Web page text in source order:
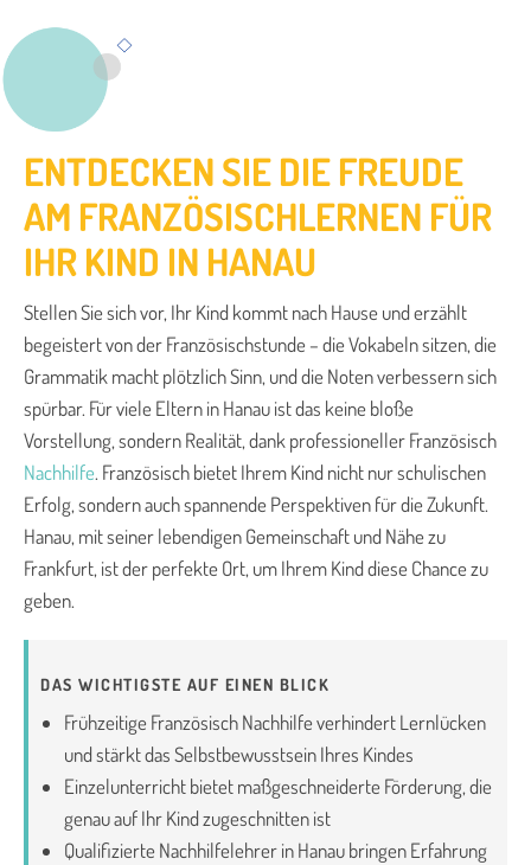
ENTDECKEN SIE DIE FREUDE
AM FRANZÖSISCHLERNEN FÜR
IHR KIND IN HANAU
Stellen Sie sich vor, Ihr Kind kommt nach Hause und erzählt
begeistert von der Französischstunde – die Vokabeln sitzen, die
Grammatik macht plötzlich Sinn, und die Noten verbessern sich
spürbar. Für viele Eltern in Hanau ist das keine bloße
Vorstellung, sondern Realität, dank professioneller Französisch
Nachhilfe. Französisch bietet Ihrem Kind nicht nur schulischen
Erfolg, sondern auch spannende Perspektiven für die Zukunft.
Hanau, mit seiner lebendigen Gemeinschaft und Nähe zu
Frankfurt, ist der perfekte Ort, um Ihrem Kind diese Chance zu
geben.
DAS WICHTIGSTE AUF EINEN BLICK
Frühzeitige Französisch Nachhilfe verhindert Lernlücken
und stärkt das Selbstbewusstsein Ihres Kindes
Einzelunterricht bietet maßgeschneiderte Förderung, die
genau auf Ihr Kind zugeschnitten ist
Qualifizierte Nachhilfelehrer in Hanau bringen Erfahrung